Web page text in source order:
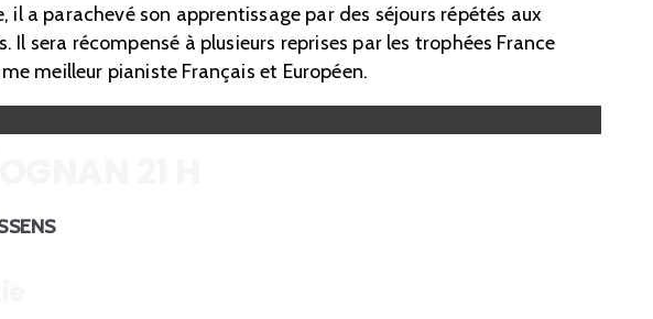
il a parachevé son apprentissage par des séjours répétés aux
Il sera récompensé à plusieurs reprises par les trophées France
meilleur pianiste Français et Européen.